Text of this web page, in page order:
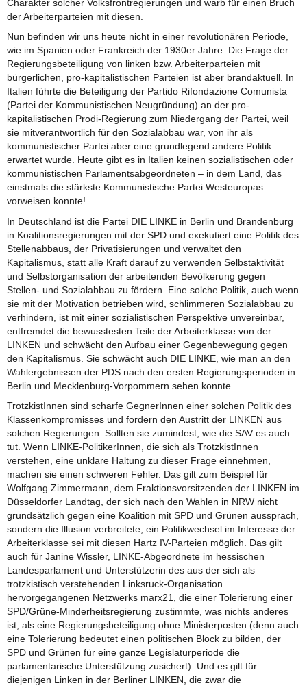
Charakter solcher Volksfrontregierungen und warb für einen Bruch
der Arbeiterparteien mit diesen.
Nun befinden wir uns heute nicht in einer revolutionären Periode,
wie im Spanien oder Frankreich der 1930er Jahre. Die Frage der
Regierungsbeteiligung von linken bzw. Arbeiterparteien mit
bürgerlichen, pro-kapitalistischen Parteien ist aber brandaktuell. In
Italien führte die Beteiligung der Partido Rifondazione Comunista
(Partei der Kommunistischen Neugründung) an der pro-
kapitalistischen Prodi-Regierung zum Niedergang der Partei, weil
sie mitverantwortlich für den Sozialabbau war, von ihr als
kommunistischer Partei aber eine grundlegend andere Politik
erwartet wurde. Heute gibt es in Italien keinen sozialistischen oder
kommunistischen Parlamentsabgeordneten – in dem Land, das
einstmals die stärkste Kommunistische Partei Westeuropas
vorweisen konnte!
In Deutschland ist die Partei DIE LINKE in Berlin und Brandenburg
in Koalitionsregierungen mit der SPD und exekutiert eine Politik des
Stellenabbaus, der Privatisierungen und verwaltet den
Kapitalismus, statt alle Kraft darauf zu verwenden Selbstaktivität
und Selbstorganisation der arbeitenden Bevölkerung gegen
Stellen- und Sozialabbau zu fördern. Eine solche Politik, auch wenn
sie mit der Motivation betrieben wird, schlimmeren Sozialabbau zu
verhindern, ist mit einer sozialistischen Perspektive unvereinbar,
entfremdet die bewusstesten Teile der Arbeiterklasse von der
LINKEN und schwächt den Aufbau einer Gegenbewegung gegen
den Kapitalismus. Sie schwächt auch DIE LINKE, wie man an den
Wahlergebnissen der PDS nach den ersten Regierungsperioden in
Berlin und Mecklenburg-Vorpommern sehen konnte.
TrotzkistInnen sind scharfe GegnerInnen einer solchen Politik des
Klassenkompromisses und fordern den Austritt der LINKEN aus
solchen Regierungen. Sollten sie zumindest, wie die SAV es auch
tut. Wenn LINKE-PolitikerInnen, die sich als TrotzkistInnen
verstehen, eine unklare Haltung zu dieser Frage einnehmen,
machen sie einen schweren Fehler. Das gilt zum Beispiel für
Wolfgang Zimmermann, dem Fraktionsvorsitzenden der LINKEN im
Düsseldorfer Landtag, der sich nach den Wahlen in NRW nicht
grundsätzlich gegen eine Koalition mit SPD und Grünen aussprach,
sondern die Illusion verbreitete, ein Politikwechsel im Interesse der
Arbeiterklasse sei mit diesen Hartz IV-Parteien möglich. Das gilt
auch für Janine Wissler, LINKE-Abgeordnete im hessischen
Landesparlament und Unterstützerin des aus der sich als
trotzkistisch verstehenden Linksruck-Organisation
hervorgegangenen Netzwerks marx21, die einer Tolerierung einer
SPD/Grüne-Minderheitsregierung zustimmte, was nichts anderes
ist, als eine Regierungsbeteiligung ohne Ministerposten (denn auch
eine Tolerierung bedeutet einen politischen Block zu bilden, der
SPD und Grünen für eine ganze Legislaturperiode die
parlamentarische Unterstützung zusichert). Und es gilt für
diejenigen Linken in der Berliner LINKEN, die zwar die